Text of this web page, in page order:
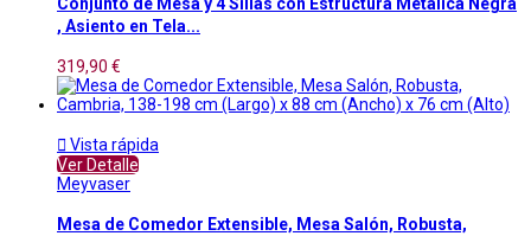
Conjunto de Mesa y 4 Sillas con Estructura Metálica Negra
, Asiento en Tela...
319,90 €
 Vista rápida
Ver Detalle
Meyvaser
Mesa de Comedor Extensible, Mesa Salón, Robusta,